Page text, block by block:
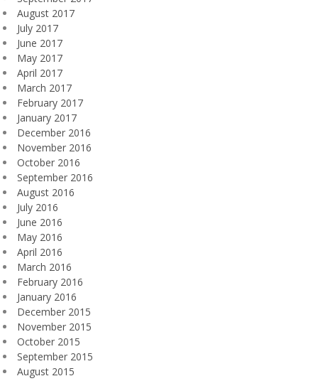
August 2017
July 2017
June 2017
May 2017
April 2017
March 2017
February 2017
January 2017
December 2016
November 2016
October 2016
September 2016
August 2016
July 2016
June 2016
May 2016
April 2016
March 2016
February 2016
January 2016
December 2015
November 2015
October 2015
September 2015
August 2015